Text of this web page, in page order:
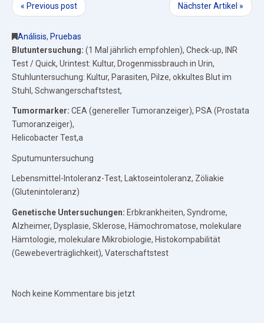
« Previous post Nächster Artikel »
Análisis, Pruebas
Blutuntersuchung: (1 Mal jährlich empfohlen), Check-up, INR
Test / Quick, Urintest: Kultur, Drogenmissbrauch in Urin,
Stuhluntersuchung: Kultur, Parasiten, Pilze, okkultes Blut im
Stuhl, Schwangerschaftstest,
Tumormarker: CEA (genereller Tumoranzeiger), PSA (Prostata
Tumoranzeiger),
Helicobacter Test,a
Sputumuntersuchung
Lebensmittel-Intoleranz-Test, Laktoseintoleranz, Zöliakie
(Glutenintoleranz)
Genetische Untersuchungen: Erbkrankheiten, Syndrome,
Alzheimer, Dysplasie, Sklerose, Hämochromatose, molekulare
Hämtologie, molekulare Mikrobiologie, Histokompabilität
(Gewebeverträglichkeit), Vaterschaftstest
Noch keine Kommentare bis jetzt